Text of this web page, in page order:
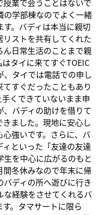
の学部棟なのでよく一緒
。バディは本当に親切
ストを共有してくれた
ん日常生活のことまで親
タイに来てすぐTOEIC
タイでは電話での申し
すぐだったこともあり
くできていないまま申
、バディの助けを借りて
ました。現地に安心し
強いです。さらに、バ
といった「友達の友達
を中心に広がるのもと
冬休みなので年末に帰
ディの所へ遊びに行き
な経験をさせてくれるバ
。タマサートに限ら